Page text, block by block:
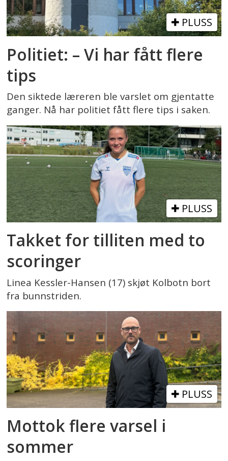
PLUSS
Politiet: – Vi har fått flere
tips
Den siktede læreren ble varslet om gjentatte
ganger. Nå har politiet fått flere tips i saken.
PLUSS
Takket for tilliten med to
scoringer
Linea Kessler-Hansen (17) skjøt Kolbotn bort
fra bunnstriden.
PLUSS
Mottok flere varsel i
sommer